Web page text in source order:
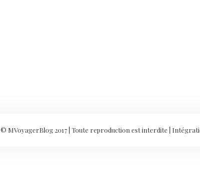
© MVoyagerBlog 2017 | Toute reproduction est interdite |